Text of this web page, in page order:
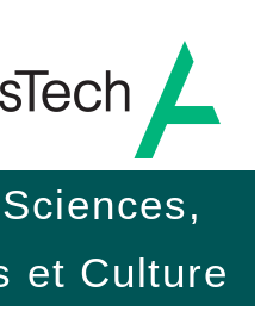
et Culture